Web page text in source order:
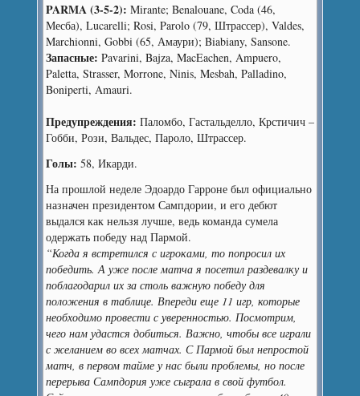
PARMA (3-5-2):Mirante; Benalouane, Coda (46,
Месба), Lucarelli; Rosi, Parolo (79, Штрассер), Valdes,
Marchionni, Gobbi (65, Амаури); Biabiany, Sansone.
Запасные: Pavarini, Bajza, MacEachen, Ampuero,
Paletta, Strasser, Morrone, Ninis, Mesbah, Palladino,
Boniperti, Amauri.
Предупреждения: Паломбо, Гастальделло, Крстичич –
Гобби, Рози, Вальдес, Пароло, Штрассер.
Голы: 58, Икарди.
На прошлой неделе Эдоардо Гарроне был официально
назначен президентом Сампдории, и его дебют
выдался как нельзя лучше, ведь команда сумела
одержать победу над Пармой.
“Когда я встретился с игроками, то попросил их
победить. А уже после матча я посетил раздевалку и
поблагодарил их за столь важную победу для
положения в таблице. Впереди еще 11 игр, которые
необходимо провести с уверенностью. Посмотрим,
чего нам удастся добиться. Важно, чтобы все играли
с желанием во всех матчах. С Пармой был непростой
матч, в первом тайме у нас были проблемы, но после
перерыва Сампдория уже сыграла в свой футбол.